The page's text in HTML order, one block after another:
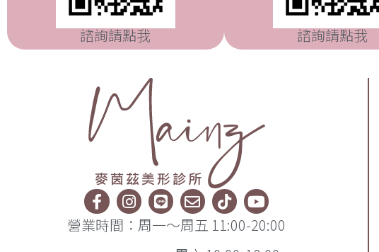
諮詢請點我 諮詢請點我
營業時間：周一～周五 11:00-20:00